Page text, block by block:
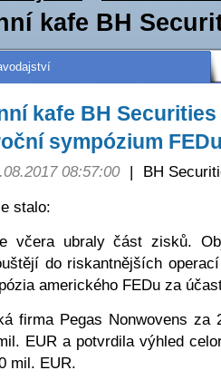
kafe BH
kafe BH
sympózium
08:57:00 |
BH
stalo:
včera ubraly část zisků.
do riskantnějších
amerického FEDu za
firma Pegas Nonwovens
EUR a potvrdila výhled
mil. EUR.